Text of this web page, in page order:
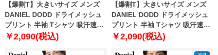
【爆割T】大きいサイズ メンズ
DANIEL DODD ドライメッシュ
プリント 半袖 Tシャツ 吸汗速乾
春夏新作 tjt-2602dry3 【fre】
￥2,090(税込)
【爆割T】大きいサイズ メンズ
DANIEL DODD ドライメッシュ
プリント 半袖 Tシャツ 吸汗速乾
春夏新作 tjt-2602dry4 【fre】
￥2,090(税込)